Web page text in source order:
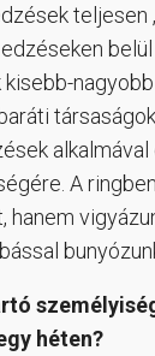
teljesen
A
hanem
héten?